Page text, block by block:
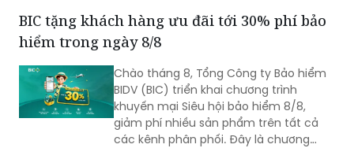
hiện tại triển lãm. Sự kiện diễn ra từ
ngày 6-8/8/2026, tại Trung tâm Hội
BIC tặng khách hàng ưu đãi tới 30% phí bảo
hiểm trong ngày 8/8
Chào tháng 8, Tổng Công ty Bảo hiểm
BIDV (BIC) triển khai chương trình
khuyến mại Siêu hội bảo hiểm 8/8,
giảm phí nhiều sản phẩm trên tất cả
các kênh phân phối. Đây là chương